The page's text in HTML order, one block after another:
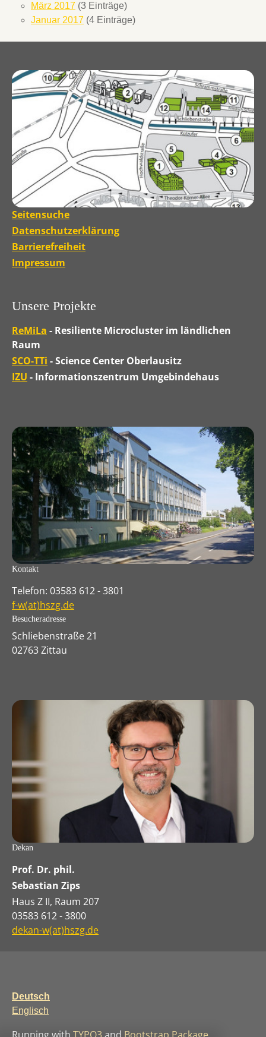
März 2017 (3 Einträge)
Januar 2017 (4 Einträge)
Seitensuche
Datenschutzerklärung
Barrierefreiheit
Impressum
Unsere Projekte
ReMiLa - Resiliente Microcluster im ländlichen
Raum
SCO-TTi - Science Center Oberlausitz
IZU - Informationszentrum Umgebindehaus
Kontakt
Telefon: 03583 612 - 3801
f-w(at)hszg.de
Besucheradresse
Schliebenstraße 21
02763 Zittau
Dekan
Prof. Dr. phil.
Sebastian Zips
Haus Z II, Raum 207
03583 612 - 3800
dekan-w(at)hszg.de
Deutsch
Englisch